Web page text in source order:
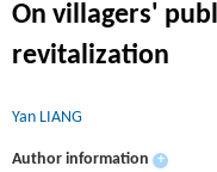
On villagers'
revitalization
Yan LIANG
Author information +